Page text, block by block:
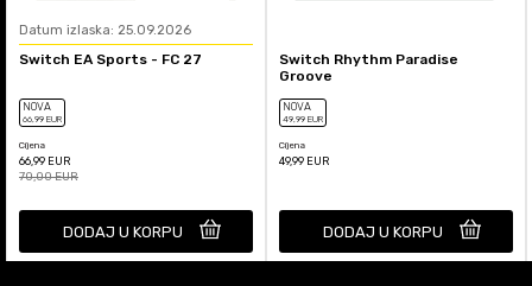
Datum izlaska: 25.09.2026
Switch EA Sports - FC 27
NOVA
66,99 EUR
Cijena
66,99 EUR
70,00EUR
DODAJ U KORPU
Switch Rhythm Paradise
Groove
NOVA
49,99 EUR
Cijena
49,99 EUR
DODAJ U KORPU